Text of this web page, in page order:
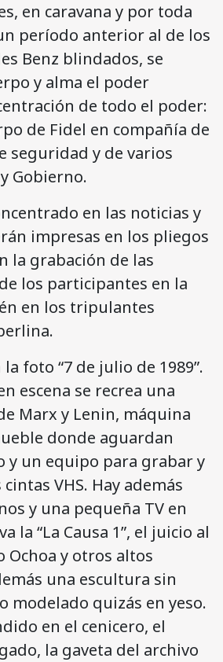
en caravana y por toda
período anterior al de los
Benz blindados, se
y alma el poder
de todo el poder:
de Fidel en compañía de
seguridad y de varios
Gobierno.
en las noticias y
impresas en los pliegos
la grabación de las
los participantes en la
en los tripulantes
foto “7 de julio de 1989”.
escena se recrea una
Marx y Lenin, máquina
donde aguardan
y un equipo para grabar y
VHS. Hay además
y una pequeña TV en
la “La Causa 1”, el juicio al
Ochoa y otros altos
una escultura sin
modelado quizás en yeso.
en el cenicero, el
la gaveta del archivo